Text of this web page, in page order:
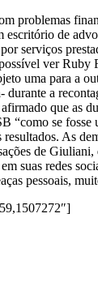
problemas
escritório de
serviços
ver Ruby
uma para a
durante a
que as
“como se fosse
As
de
suas redes
pessoais,